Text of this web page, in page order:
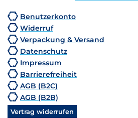
Benutzerkonto
Widerruf
Verpackung & Versand
Datenschutz
Impressum
Barrierefreiheit
AGB (B2C)
AGB (B2B)
Vertrag widerrufen